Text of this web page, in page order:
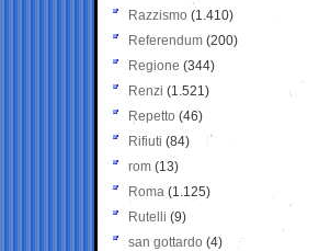
Razzismo (1.410)
Referendum (200)
Regione (344)
Renzi (1.521)
Repetto (46)
Rifiuti (84)
rom (13)
Roma (1.125)
Rutelli (9)
san gottardo (4)